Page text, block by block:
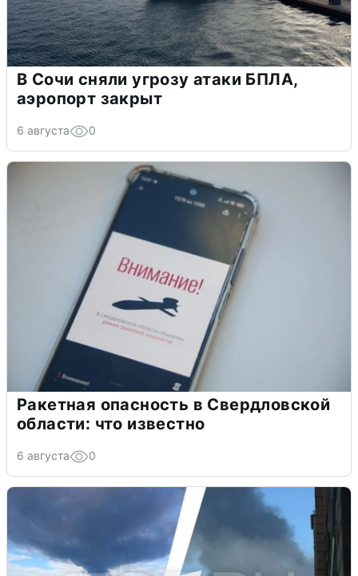
В Сочи сняли угрозу атаки БПЛА,
аэропорт закрыт
6 августа 0
Ракетная опасность в Свердловской
области: что известно
6 августа 0